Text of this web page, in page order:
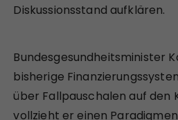
Diskussionsstand aufklären.
Bundesgesundheitsminister
bisherige
über Fallpauschalen auf den
vollzieht er einen